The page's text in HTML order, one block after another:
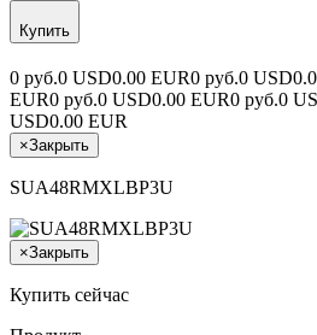
Купить
0 руб.0 USD0.00 EUR0 руб.0 USD
EUR0 руб.0 USD0.00 EUR0 руб.0
USD0.00 EUR
×Закрыть
SUA48RMXLBP3U
×Закрыть
Купить сейчас